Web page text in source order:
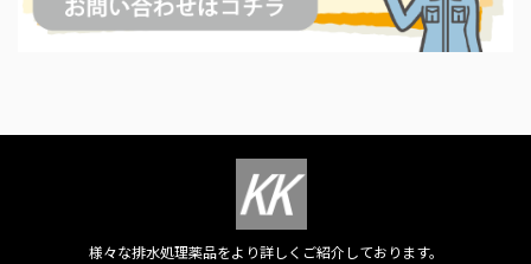
様々な排水処理薬品をより詳しくご紹介しております。